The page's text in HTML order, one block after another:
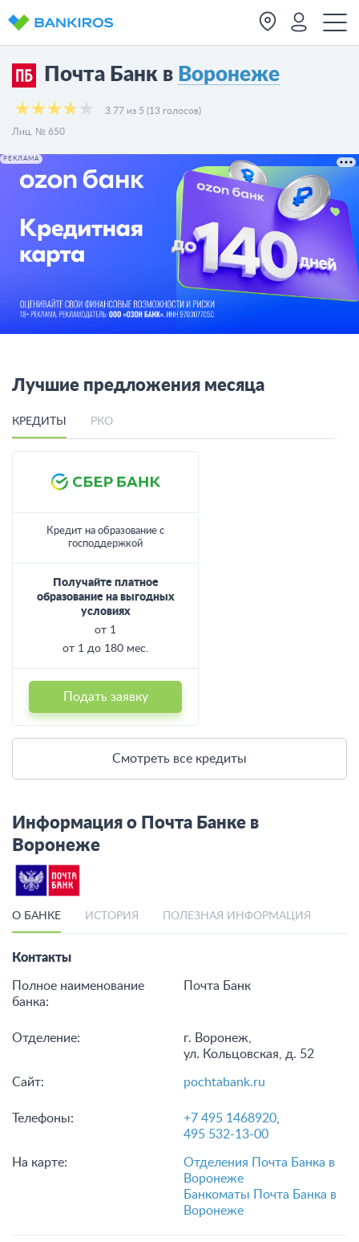
Почта Банк в Воронеже
3.77 из 5 (13 голосов)
Лиц. № 650
РЕКЛАМА
Лучшие предложения месяца
КРЕДИТЫ РКО
Кредит на образование с
господдержкой
Получайте платное
образование на выгодных
условиях
от 1
от 1 до 180 мес.
Подать заявку
Смотреть все кредиты
Информация о Почта Банке в
Воронеже
О БАНКЕ ИСТОРИЯ ПОЛЕЗНАЯ ИНФОРМАЦИЯ
Контакты
Полное наименование
банка:
Почта Банк
Отделение:
г. Воронеж,
ул. Кольцовская, д. 52
Сайт: pochtabank.ru
Телефоны: +7 495 1468920
495 532-13-00
На карте:
Отделения Почта Банка в
Воронеже
Банкоматы Почта Банка в
Воронеже